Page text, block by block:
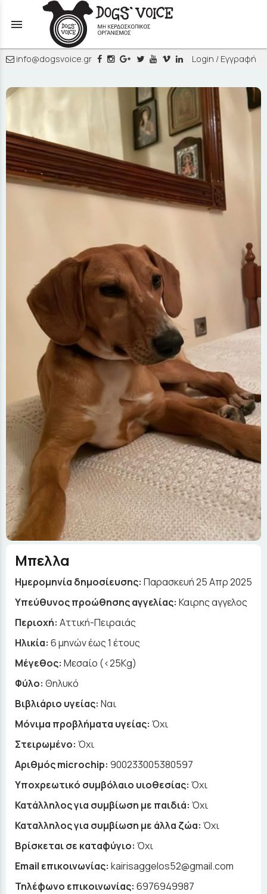
menu
info@dogsvoice.gr Login / Εγγραφή
Μπελλα
Ημερομηνία δημοσίευσης: Παρασκευή 25 Απρ 2025
Yπεύθυνος προώθησης αγγελίας: Καιρης αγγελος
Περιοχή: Αττική-Πειραιάς
Ηλικία: 6 μηνών έως 1 έτους
Μέγεθος: Μεσαίο (<25Kg)
Φύλο: Θηλυκό
Βιβλιάριο υγείας: Ναι
Μόνιμα προβλήματα υγείας: Όχι
Στειρωμένο: Όχι
Αριθμός microchip: 900233005380597
Υποχρεωτικό συμβόλαιο υιοθεσίας: Όχι
Κατάλληλος για συμβίωση με παιδιά: Όχι
Καταλληλος για συμβίωση με άλλα ζώα: Όχι
Βρίσκεται σε καταφύγιο: Όχι
Email επικοινωνίας: kairisaggelos52@gmail.com
Τηλέφωνο επικοινωνίας: 6976949987